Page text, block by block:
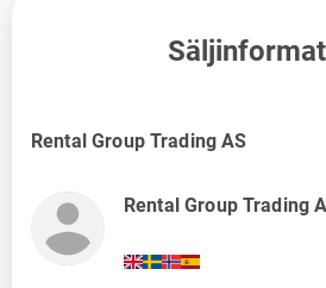
Rental Group Trading AS
Rental Group Trading